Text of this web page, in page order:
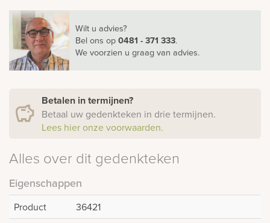
Wilt u advies?
Bel ons op0481 - 371 333.
We voorzien u graag van advies.
Betalen in termijnen?
Betaal uw gedenkteken in drie termijnen.
Lees hier onze voorwaarden.
Alles over dit gedenkteken
Eigenschappen
Product
36421